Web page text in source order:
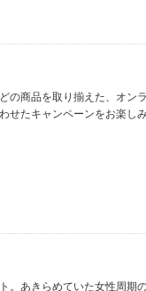
の商品を取り揃えた、オンラ
せたキャンペーンをお楽し
。あきらめていた女性周期